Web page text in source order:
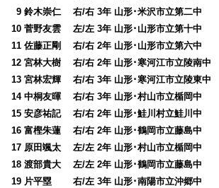
09 鈴木崇仁 右/右 3年 山形･米沢市立第二中
10 菅野友雲 左/左 3年 山形･山形市立第十中
11 佐藤正剛 右/右 2年 山形･山形市立第六中
12 宮林大樹 右/右 2年 山形･寒河江市立陵南中
13 宮林宏輝 右/右 3年 山形･寒河江市立陵東中
14 中桐友暉 右/右 3年 山形･村山市立楯岡中
15 安彦祐記 右/右 2年 山形･鮭川村立鮭川中
16 富樫朱蓮 右/右 2年 山形･鶴岡市立藤島中
17 原田颯太 左/左 2年 山形･村山市立楯岡中
18 渡部貴大 左/左 2年 山形･鶴岡市立藤島中
19 片平塁 右/左 3年 山形･南陽市立沖郷中